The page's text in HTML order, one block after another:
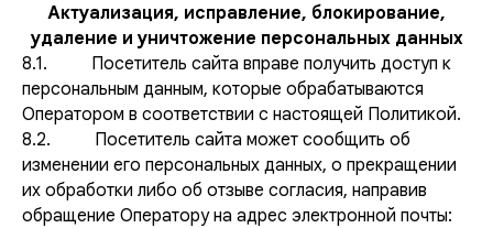
Актуализация, исправление, блокирование,
удаление и уничтожение персональных данных
8.1. Посетитель сайта вправе получить доступ к
персональным данным, которые обрабатываются
Оператором в соответствии с настоящей Политикой.
8.2. Посетитель сайта может сообщить об
изменении его персональных данных, о прекращении
их обработки либо об отзыве согласия, направив
обращение Оператору на адрес электронной почты:
+7 (903) 799-79-12
+7 (495) 799-79-12
info@logiis.tech